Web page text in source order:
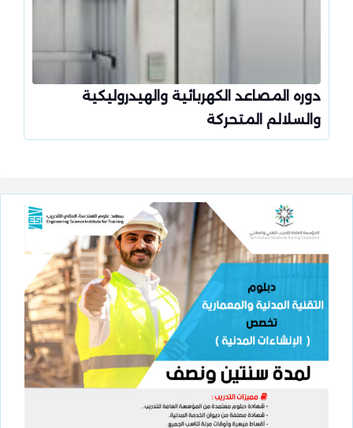
دوره المصاعد الكهربائية والهيدروليكية
والسلالم المتحركة